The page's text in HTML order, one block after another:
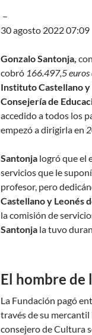
–
30 agosto 2022 07:09
Gonzalo Santonja,
cobró 166.497,5
Instituto Castellano y
Consejería de
accedido a todos los
empezó a dirigirla en
Santonja logró que el
servicios que le
profesor, pero
Castellano y Leonés
la comisión de
Santonja la tuvo
El hombre de
La Fundación pagó
través de su mercantil
consejero de Cultura